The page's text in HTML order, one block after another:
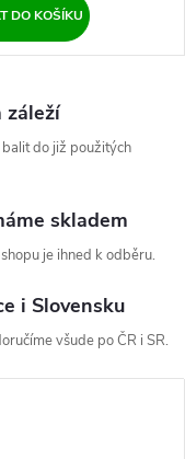
DO KOŠÍKU
záleží
do již použitých
skladem
je ihned k odběru.
i Slovensku
všude po ČR i SR.